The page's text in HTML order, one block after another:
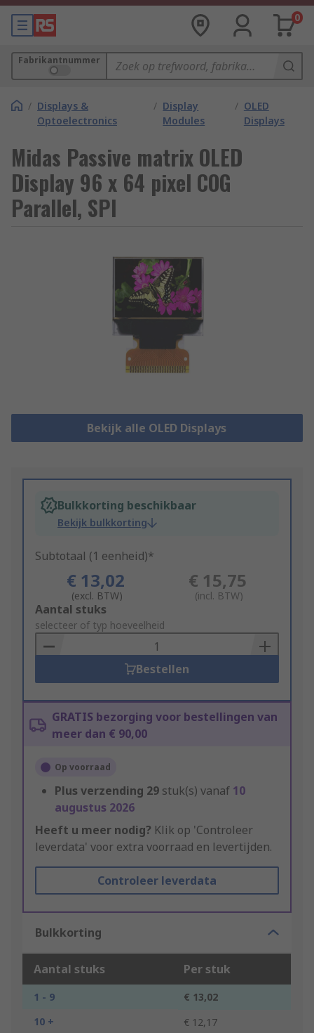
0
Fabrikantnummer
/ Displays &
Optoelectronics
/ Display
Modules
/ OLED
Displays
Midas Passive matrix OLED
Display 96 x 64 pixel COG
Parallel, SPI
Bekijk alle OLED Displays
Bulkkorting beschikbaar
Bekijk bulkkorting
Subtotaal (1 eenheid)*
€ 13,02
(excl. BTW)
€ 15,75
(incl. BTW)
Add
to
Basket
Aantal stuks
selecteer of typ hoeveelheid
Bestellen
GRATIS bezorging voor bestellingen van
meer dan € 90,00
Op voorraad
Plus verzending 29 stuk(s) vanaf 10
augustus 2026
Heeft u meer nodig? Klik op 'Controleer
leverdata' voor extra voorraad en levertijden.
Controleer leverdata
Bulkkorting
Aantal stuks Per stuk
1 - 9
€ 13,02
10 +
€ 12,17